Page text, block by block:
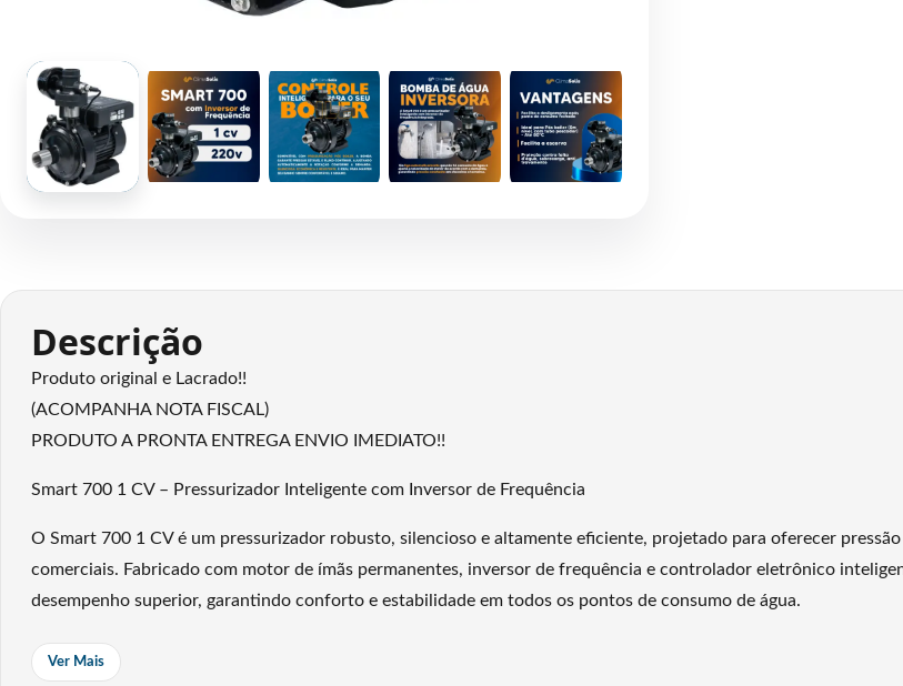
1 / 5
Descrição
Produto original e Lacrado!!
(ACOMPANHA NOTA FISCAL)
PRODUTO A PRONTA ENTREGA ENVIO IMEDIATO!!
Smart 700 1 CV – Pressurizador Inteligente com Inversor de Frequência
O Smart 700 1 CV é um pressurizador robusto, silencioso e altamente eficiente, projetado para oferecer
comerciais. Fabricado com motor de ímãs permanentes, inversor de frequência e controlador eletrônico
desempenho superior, garantindo conforto e estabilidade em todos os pontos de consumo de água.
A operação é totalmente automática. Ao abrir a torneira ou o chuveiro, o Smart 700 aciona sozinho e ajusta a
oscilações de pressão e gera economia significativa de energia, já que o equipamento consome apenas o
Ver Mais